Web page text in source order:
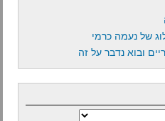
של נעמה כרמי
ובוא נדבר על זה